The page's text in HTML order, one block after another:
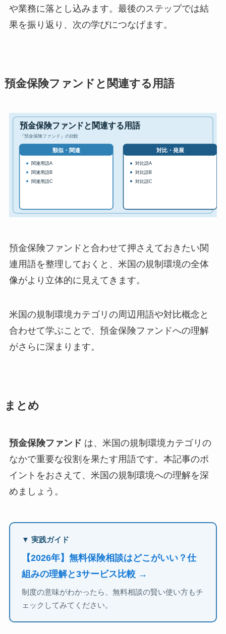
や業務に落とし込みます。最後のステップでは結
果を振り返り、次の学びにつなげます。
預金保険ファンドと関連する用語
預金保険ファンドと合わせて押さえておきたい関
連用語を整理しておくと、米国の規制環境の全体
像がより立体的に見えてきます。
米国の規制環境カテゴリの周辺用語や対比概念と
合わせて学ぶことで、預金保険ファンドへの理解
がさらに深まります。
まとめ
預金保険ファンド は、米国の規制環境カテゴリの
なかで重要な役割を果たす用語です。本記事のポ
イントをおさえて、米国の規制環境への理解を深
めましょう。
▼ 実践ガイド
【2026年】無料保険相談はどこがいい？仕
組みの理解と3サービス比較 →
制度の意味がわかったら、無料相談の賢い使い方もチ
ェックしてみてください。